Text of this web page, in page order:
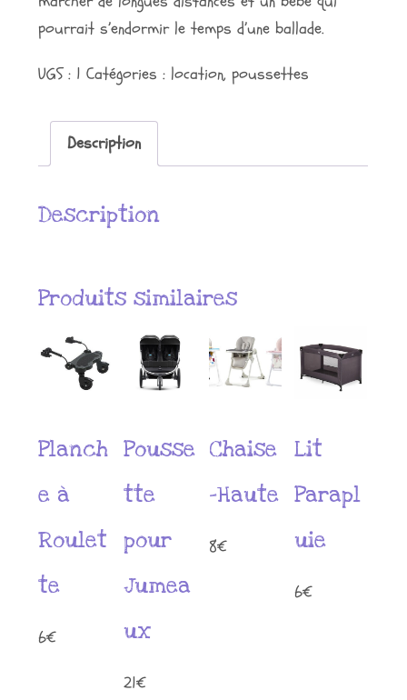
pourrait s’endormir le temps d’une ballade.
UGS : 1 Catégories : location, poussettes
Description
Description
Produits similaires
Planch
e à
Roulet
te
6€
Pousse
tte
pour
Jumea
ux
21€
Chaise
-Haute
8€
Lit
Parapl
uie
6€